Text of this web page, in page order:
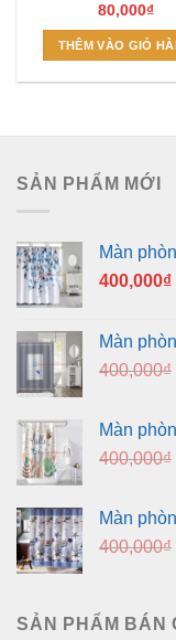
80,000₫
THÊM VÀO GIỎ
SẢN PHẨM MỚI
Màn
400,000₫
Màn
400,000₫
Màn
400,000₫
Màn
400,000₫
SẢN PHẨM BÁN